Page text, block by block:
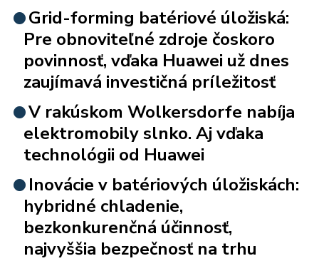
Grid-forming batériové úložiská:
Pre obnoviteľné zdroje čoskoro
povinnosť, vďaka Huawei už dnes
zaujímavá investičná príležitosť
V rakúskom Wolkersdorfe nabíja
elektromobily slnko. Aj vďaka
technológii od Huawei
Inovácie v batériových úložiskách:
hybridné chladenie,
bezkonkurenčná účinnosť,
najvyššia bezpečnosť na trhu